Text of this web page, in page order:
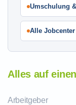
Umschulung
Alle
Alles auf
Arbeitgeber